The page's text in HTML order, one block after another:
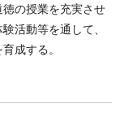
の授業を充実させ
活動等を通して、
成する。